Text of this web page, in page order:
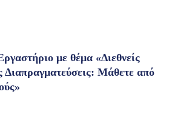
με θέμα «Διεθνείς
Διαπραγματεύσεις: Μάθετε από